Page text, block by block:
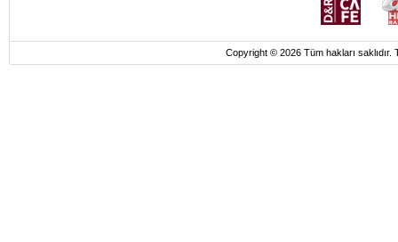
Copyright © 2026 Tüm hakları